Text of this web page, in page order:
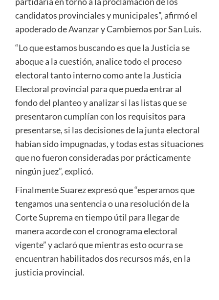
candidatos provinciales y municipales”, afirmó el
apoderado de Avanzar y Cambiemos por San Luis.
“Lo que estamos buscando es que la Justicia se
aboque a la cuestión, analice todo el proceso
electoral tanto interno como ante la Justicia
Electoral provincial para que pueda entrar al
fondo del planteo y analizar si las listas que se
presentaron cumplían con los requisitos para
presentarse, si las decisiones de la junta electoral
habían sido impugnadas, y todas estas situaciones
que no fueron consideradas por prácticamente
ningún juez”, explicó.
Finalmente Suarez expresó que “esperamos que
tengamos una sentencia o una resolución de la
Corte Suprema en tiempo útil para llegar de
manera acorde con el cronograma electoral
vigente” y aclaró que mientras esto ocurra se
encuentran habilitados dos recursos más, en la
justicia provincial.